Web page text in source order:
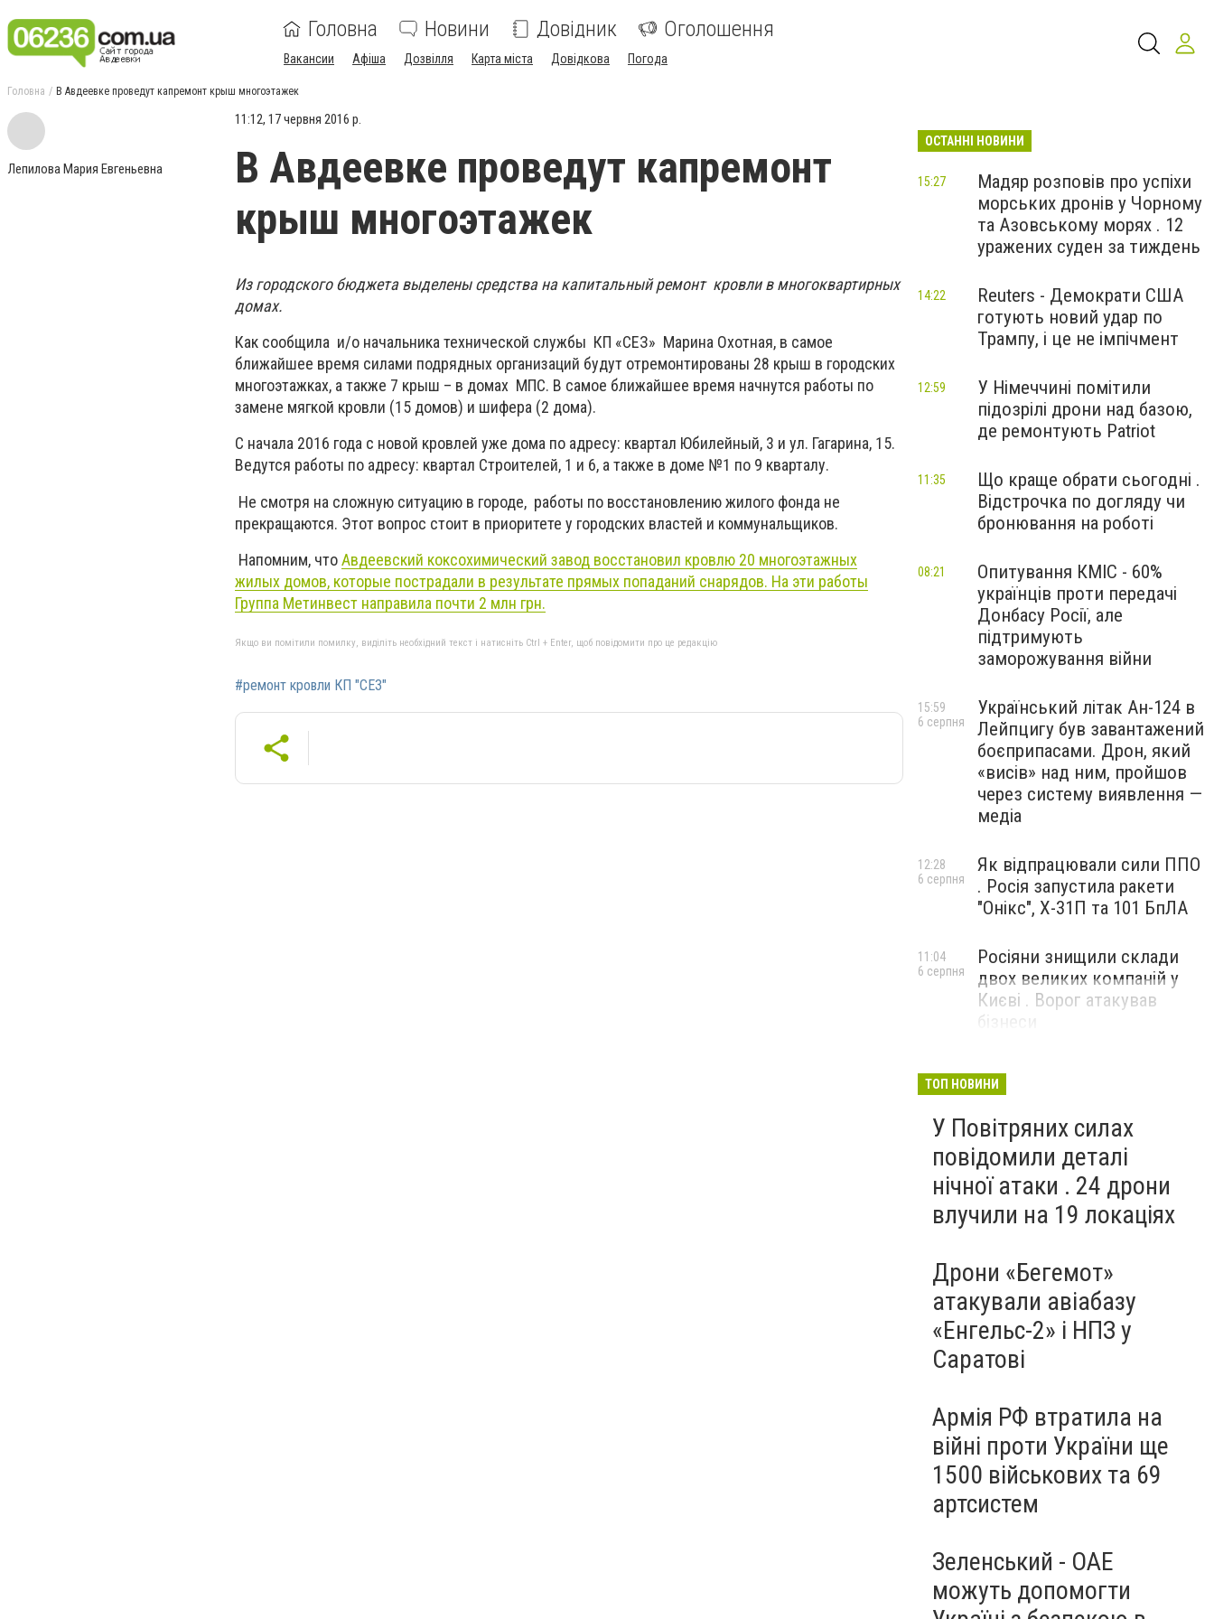
Головна Новини Довідник Оголошення
Вакансии Афіша Дозвілля Карта міста Довідкова Погода
Головна В Авдеевке проведут капремонт крыш многоэтажек
Лепилова Мария Евгеньевна
11:12, 17 червня 2016 р.
В Авдеевке проведут капремонт
крыш многоэтажек
Из городского бюджета выделены средства на капитальный ремонт кровли в многоквартирных
домах.
Как сообщила и/о начальника технической службы КП «СЕЗ» Марина Охотная, в самое
ближайшее время силами подрядных организаций будут отремонтированы 28 крыш в городских
многоэтажках, а также 7 крыш – в домах МПС. В самое ближайшее время начнутся работы по
замене мягкой кровли (15 домов) и шифера (2 дома).
С начала 2016 года с новой кровлей уже дома по адресу: квартал Юбилейный, 3 и ул. Гагарина, 15.
Ведутся работы по адресу: квартал Строителей, 1 и 6, а также в доме №1 по 9 кварталу.
Не смотря на сложную ситуацию в городе, работы по восстановлению жилого фонда не
прекращаются. Этот вопрос стоит в приоритете у городских властей и коммунальщиков.
Напомним, чтоАвдеевский коксохимический завод восстановил кровлю 20 многоэтажных
жилых домов, которые пострадали в результате прямых попаданий снарядов. На эти работы
Группа Метинвест направила почти 2 млн грн.
Якщо ви помітили помилку, виділіть необхідний текст і натисніть Ctrl + Enter, щоб повідомити про це редакцію
#ремонт кровли КП "СЕЗ"
ОСТАННІ НОВИНИ
Мадяр розповів про успіхи
морських дронів у Чорному
та Азовському морях . 12
уражених суден за тиждень
15:27
Reuters - Демократи США
готують новий удар по
Трампу, і це не імпічмент
14:22
У Німеччині помітили
підозрілі дрони над базою,
де ремонтують Patriot
12:59
Що краще обрати сьогодні .
Відстрочка по догляду чи
бронювання на роботі
11:35
Опитування КМІС - 60%
українців проти передачі
Донбасу Росії, але
підтримують
заморожування війни
08:21
Український літак Ан-124 в
Лейпцигу був завантажений
боєприпасами. Дрон, який
«висів» над ним, пройшов
через систему виявлення —
медіа
15:59
6 серпня
Як відпрацювали сили ППО
. Росія запустила ракети
"Онікс", Х-31П та 101 БпЛА
12:28
6 серпня
Росіяни знищили склади
двох великих компаній у
Києві . Ворог атакував
бізнеси
11:04
6 серпня
ТОП НОВИНИ
У Повітряних силах
повідомили деталі
нічної атаки . 24 дрони
влучили на 19 локаціях
Дрони «Бегемот»
атакували авіабазу
«Енгельс-2» і НПЗ у
Саратові
Армія РФ втратила на
війні проти України ще
1500 військових та 69
артсистем
Зеленський - ОАЕ
можуть допомогти